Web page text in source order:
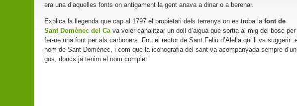
era una d’aquelles fonts on antigament la gent anava a dinar o a berenar.
Explica la llegenda que cap al 1797 el propietari dels terrenys on es troba la font de
Sant Domènec del Cava voler canalitzar un doll d’aigua que sortia al mig del bosc per
fer-ne una font per als carboners. Fou el rector de Sant Feliu d’Alella qui li va suggerir
nom de Sant Domènec, i com que la iconografia del sant va acompanyada sempre d’un
gos, doncs ja tenim el nom complet.